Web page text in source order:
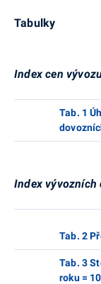
Tabulky
Index cen
Tab. 1
Index vývozních
Tab. 2
Tab. 3
roku =